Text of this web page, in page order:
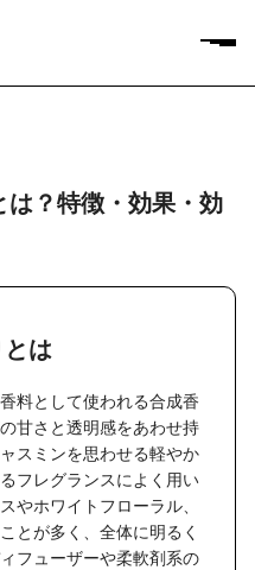
は？特徴・効果・効
とは
料として使われる合成香
甘さと透明感をあわせ持
スミンを思わせる軽やか
フレグランスによく用い
やホワイトフローラル、
とが多く、全体に明るく
フューザーや柔軟剤系の